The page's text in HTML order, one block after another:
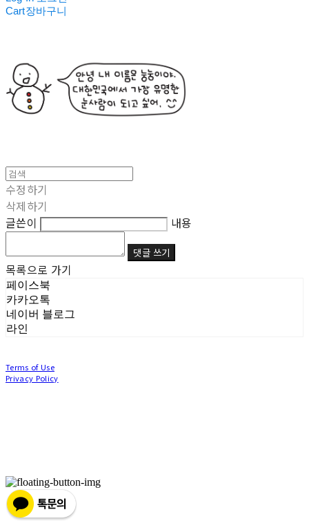
Cart장바구니
수정하기
삭제하기
글쓴이
내용
댓글 쓰기
목록으로 가기
페이스북
카카오톡
네이버 블로그
라인
Terms of Use
Privacy Policy